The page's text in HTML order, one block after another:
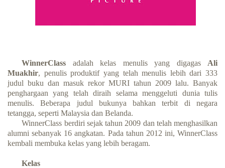
WinnerClass adalah kelas menulis yang digagas Ali
Muakhir, penulis produktif yang telah menulis lebih dari 333
judul buku dan masuk rekor MURI tahun 2009 lalu. Banyak
penghargaan yang telah diraih selama menggeluti dunia tulis
menulis. Beberapa judul bukunya bahkan terbit di negara
tetangga, seperti Malaysia dan Belanda.
WinnerClass berdiri sejak tahun 2009 dan telah menghasilkan
alumni sebanyak 16 angkatan. Pada tahun 2012 ini, WinnerClass
kembali membuka kelas yang lebih beragam.
Kelas